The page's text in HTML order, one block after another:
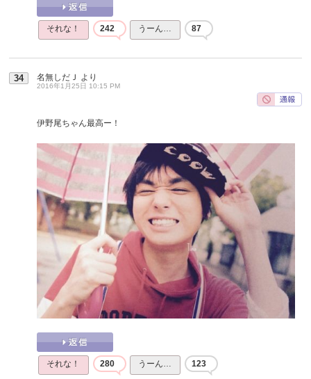
それな！ 242 うーん… 87
34 名無しだＪ より
2016年1月25日 10:15 PM
伊野尾ちゃん最高ー！
それな！ 280 うーん… 123